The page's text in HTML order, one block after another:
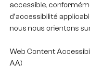
accessible,
d'accessibilité
nous nous orientons
Web Content
AA)